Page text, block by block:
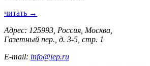
читать →
Адрес: 125993, Россия, Москва,
Газетный пер., д. 3-5, стр. 1
E-mail: info@iep.ru